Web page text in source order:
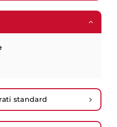
standard